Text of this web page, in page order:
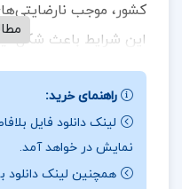
کشور، موجب
این شرایط باعث
سیاسی مختلفی گردید
ملت و مبارزه با ظلم و
کتاب های بیشتر همراه
نقد کتاب زیر درخت
راهنمای خرید:
لینک دانلود فایل
نمایش در خواهد آمد.
همچنین لینک دانلود